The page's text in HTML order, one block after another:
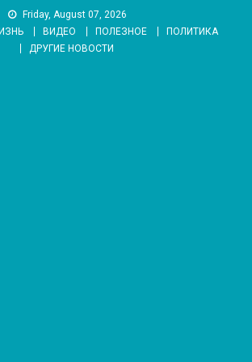
Friday, August 07, 2026
ВИДЕО ПОЛЕЗНОЕ
ПОЛИТИКА
ДРУГИЕ НОВОСТИ